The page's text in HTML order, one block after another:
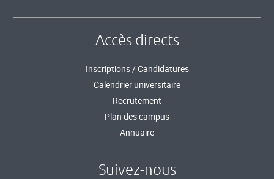
Accès directs
Inscriptions / Candidatures
Calendrier universitaire
Recrutement
Plan des campus
Annuaire
Suivez-nous